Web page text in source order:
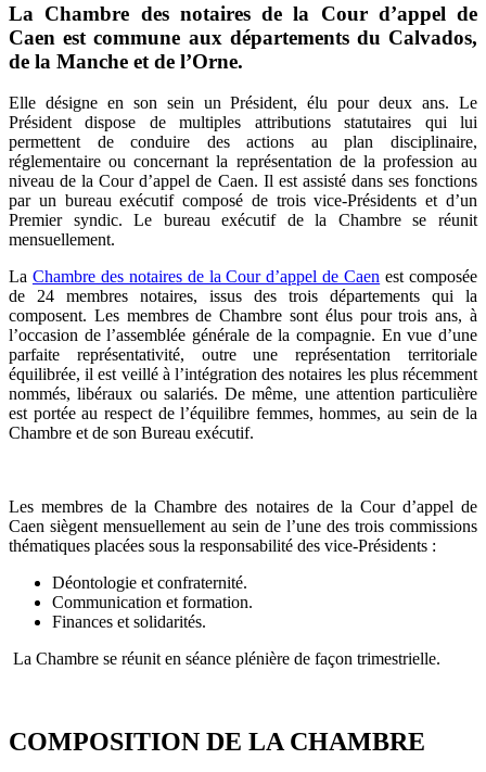
La Chambre des notaires de la Cour d’appel de
Caen est commune aux départements du Calvados,
de la Manche et de l’Orne.
Elle désigne en son sein un Président, élu pour deux ans. Le
Président dispose de multiples attributions statutaires qui lui
permettent de conduire des actions au plan disciplinaire,
réglementaire ou concernant la représentation de la profession au
niveau de la Cour d’appel de Caen. Il est assisté dans ses fonctions
par un bureau exécutif composé de trois vice-Présidents et d’un
Premier syndic.Le bureau exécutif de la Chambre se réunit
mensuellement.
La Chambre des notaires de la Cour d’appel de Caen est composée
de 24 membres notaires, issus des trois départements qui la
composent. Les membres de Chambre sont élus pour trois ans, à
l’occasion de l’assemblée générale de la compagnie. En vue d’une
parfaite représentativité, outre une représentation territoriale
équilibrée, il est veillé à l’intégration des notaires les plus récemment
nommés, libéraux ou salariés. De même, une attention particulière
est portée au respect de l’équilibre femmes, hommes, au sein de la
Chambre et de son Bureau exécutif.
Les membres de la Chambre des notaires de la Cour d’appel de
Caen siègent mensuellement au sein de l’une des trois commissions
thématiques placées sous la responsabilité des vice-Présidents :
Déontologie et confraternité.
Communication et formation.
Finances et solidarités.
La Chambre se réunit en séance plénière de façon trimestrielle.
COMPOSITION DE LA CHAMBRE